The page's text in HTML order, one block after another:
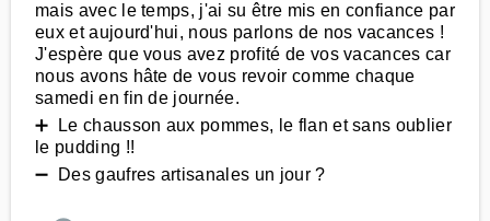
mais avec le temps, j'ai su être mis en confiance par
eux et aujourd'hui, nous parlons de nos vacances !
J'espère que vous avez profité de vos vacances car
nous avons hâte de vous revoir comme chaque
samedi en fin de journée.
➕ Le chausson aux pommes, le flan et sans oublier
le pudding !!
➖ Des gaufres artisanales un jour ?